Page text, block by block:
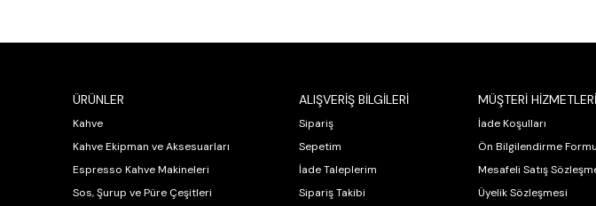
ÜRÜNLER
Kahve
Kahve Ekipman ve Aksesuarları
Espresso Kahve Makineleri
Sos, Şurup ve Püre Çeşitleri
ALIŞVERİŞ BİLGİLERİ
Sipariş
Sepetim
İade Taleplerim
Sipariş Takibi
MÜŞTERİ HİZMETLERİ
İade Koşulları
Ön Bilgilendirme Formu
Mesafeli Satış
Üyelik Sözleşmesi